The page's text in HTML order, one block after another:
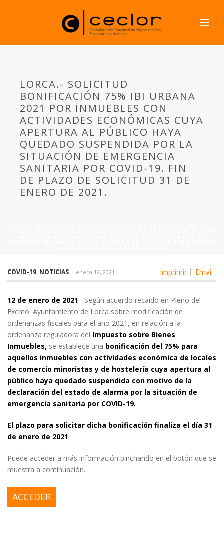
LORCA.- SOLICITUD
BONIFICACIÓN 75% IBI URBANA
2021 POR INMUEBLES CON
ACTIVIDADES ECONÓMICAS CUYA
APERTURA AL PÚBLICO HAYA
QUEDADO SUSPENDIDA POR LA
SITUACIÓN DE EMERGENCIA
SANITARIA POR COVID-19. FIN
DE PLAZO DE SOLICITUD 31 DE
ENERO DE 2021.
Imprimir Email
COVID-19, NOTICIAS enero 12, 2021
12 de enero de 2021.- Según acuerdo recaído en Pleno del
Excmo. Ayuntamiento de Lorca sobre modificación de
ordenanzas fiscales para el año 2021, en relación a la
ordenanza reguladora del Impuesto sobre Bienes
Inmuebles, se establece una bonificación del 75% para
aquellos inmuebles con actividades económica de locales
de comercio minoristas y de hostelería cuya apertura al
público haya quedado suspendida con motivo de la
declaración del estado de alarma por la situación de
emergencia sanitaria por COVID-19.
El plazo para solicitar dicha bonificación finaliza el día 31
de enero de 2021.
Puede acceder a más información pinchando en el botón que se
muestra a continuación.
ACCEDER